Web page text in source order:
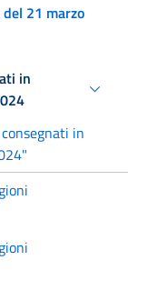
21 marzo
in
in